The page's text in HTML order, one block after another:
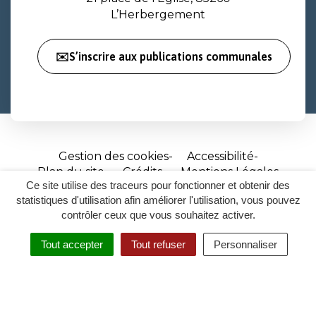
Ce site utilise des traceurs pour fonctionner et obtenir des
statistiques d'utilisation afin améliorer l'utilisation, vous pouvez
contrôler ceux que vous souhaitez activer.
Tout accepter Tout refuser Personnaliser
RECHERCHER
ACCESSIBILITÉ
L’Herbergement
✉️S’inscrire aux publications communales
Gestion des cookies
Accessibilité
Plan du site
Crédits
Mentions Légales
Site
réalisé
par
Inovagora